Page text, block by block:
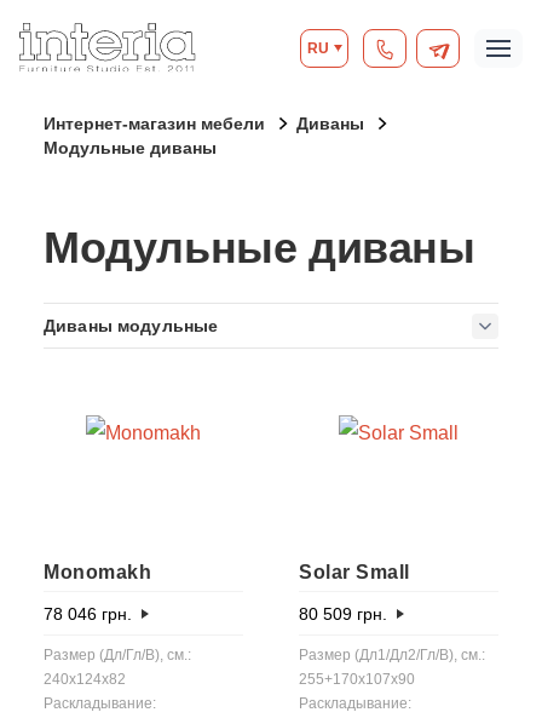
RU
Интернет-магазин мебели
Диваны
Модульные диваны
Модульные диваны
Диваны модульные
Monomakh
78 046 грн.
Размер (Дл/Гл/В), см.:
240x124x82
Раскладывание:
Solar Small
80 509 грн.
Размер (Дл1/Дл2/Гл/В), см.:
255+170x107x90
Раскладывание: